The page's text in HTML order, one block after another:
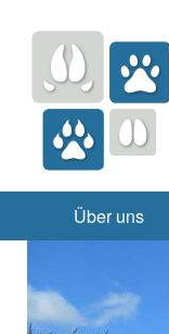
Über uns
Apotheke